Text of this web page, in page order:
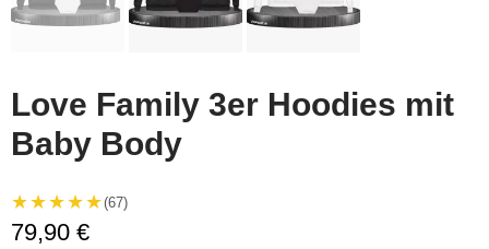
Love Family 3er Hoodies mit
Baby Body
★★★★★(67)
79,90 €